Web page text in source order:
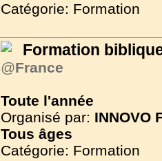
Catégorie: Formation
Formation
@France
Toute l'année
Organisé par: INNOVO
Tous âges
Catégorie: Formation